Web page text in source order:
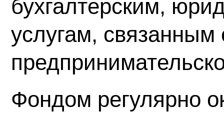
бухгалтерским,
услугам,
Фондом регулярно